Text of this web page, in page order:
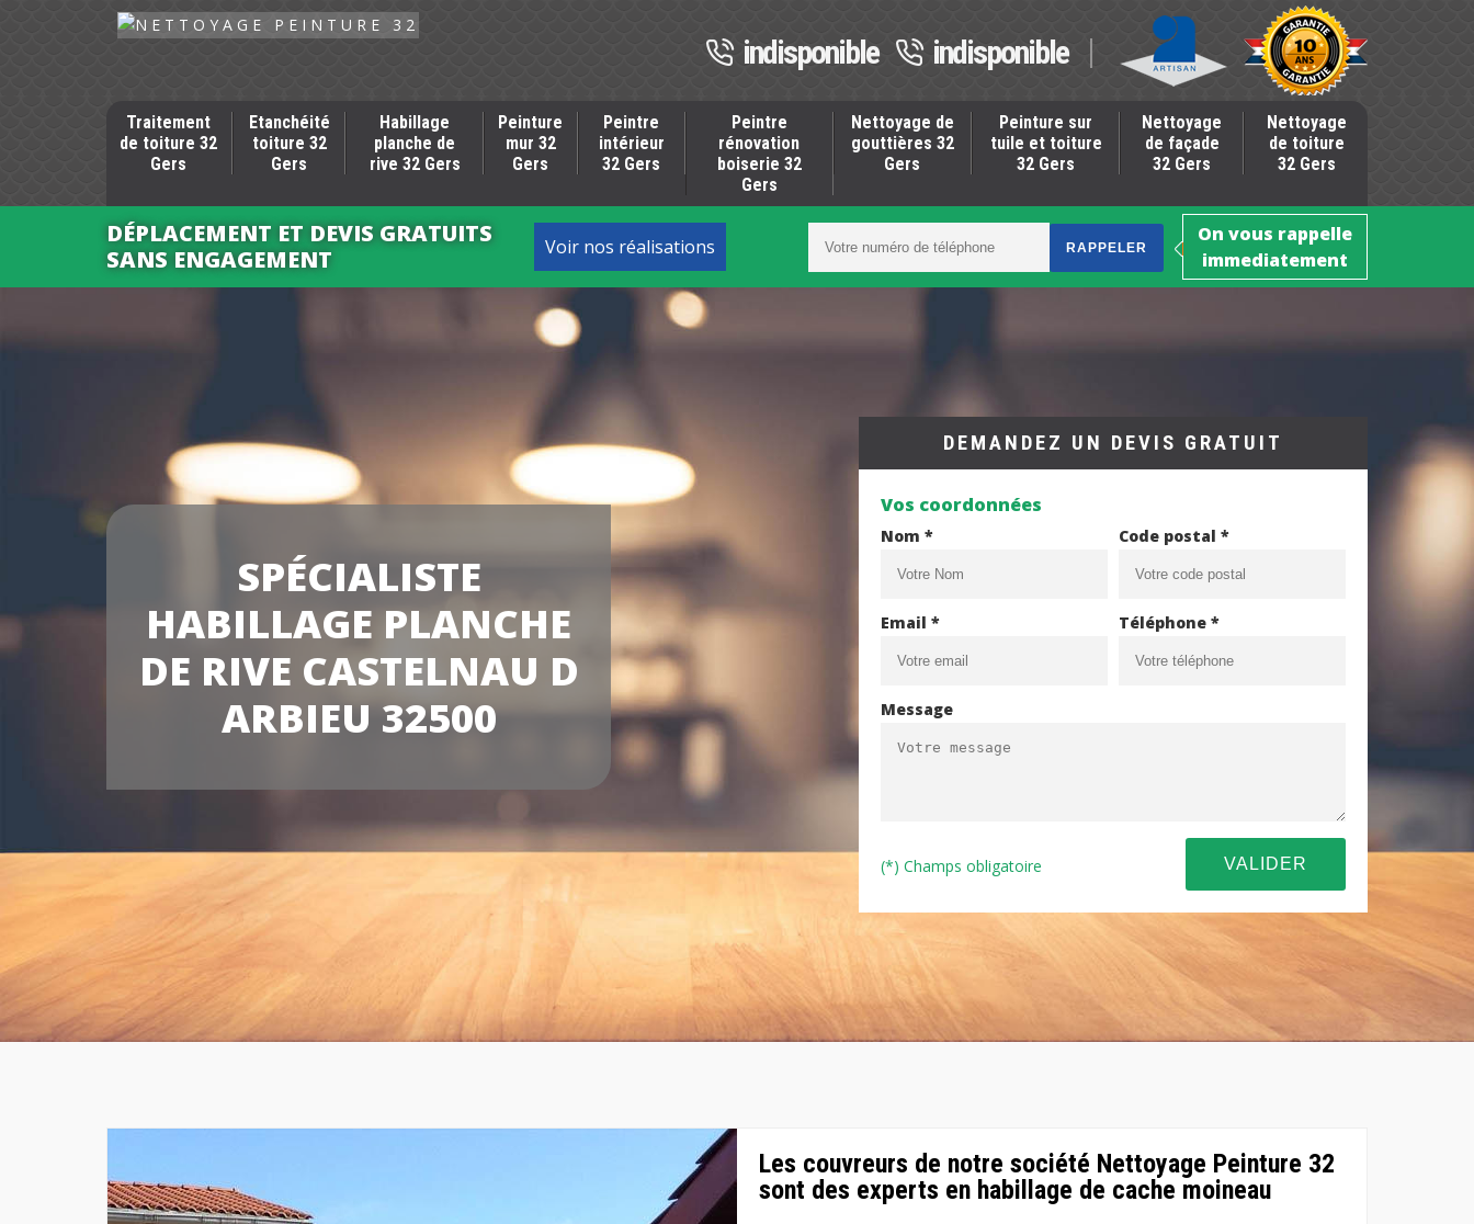
indisponible indisponible
Traitement
de toiture 32
Gers
Etanchéité
toiture 32
Gers
Habillage
planche de
rive 32 Gers
Peinture
mur 32
Gers
Peintre
intérieur
32 Gers
Peintre
rénovation
boiserie 32
Gers
Nettoyage de
gouttières 32
Gers
Peinture sur
tuile et toiture
32 Gers
Nettoyage
de façade
32 Gers
Nettoyage
de toiture
32 Gers
DÉPLACEMENT ET DEVIS GRATUITS
SANS ENGAGEMENT
Voir nos réalisations
On vous rappelle
immediatement
SPÉCIALISTE
HABILLAGE PLANCHE
DE RIVE CASTELNAU D
ARBIEU 32500
DEMANDEZ UN DEVIS GRATUIT
Vos coordonnées
Nom * Code postal *
Email * Téléphone *
Message
(*) Champs obligatoire
Les couvreurs de notre société Nettoyage Peinture 32
sont des experts en habillage de cache moineau